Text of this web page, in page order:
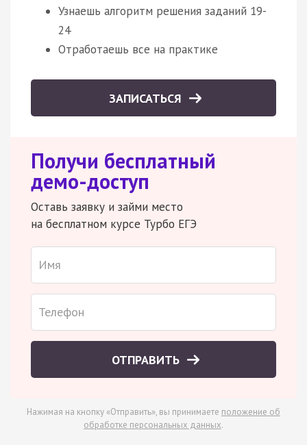
Узнаешь алгоритм решения заданий 19-
24
Отработаешь все на практике
ЗАПИСАТЬСЯ
Получи бесплатный
демо-доступ
Оставь заявку и займи место
на бесплатном курсе Турбо ЕГЭ
ОТПРАВИТЬ
Нажимая на кнопку «Отправить», вы принимаете положение об
обработке персональных данных.